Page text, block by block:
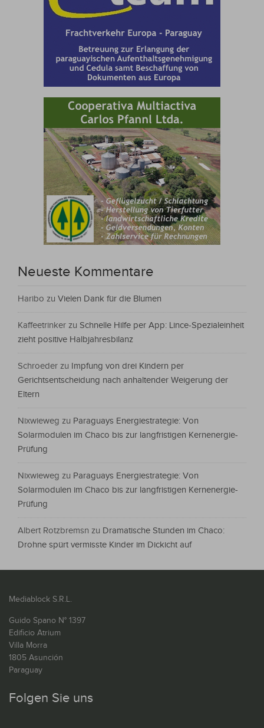
Neueste Kommentare
Haribo zu Vielen Dank für die Blumen
Kaffeetrinker zu Schnelle Hilfe per App: Lince-Spezialeinheit
zieht positive Halbjahresbilanz
Schroeder zu Impfung von drei Kindern per
Gerichtsentscheidung nach anhaltender Weigerung der
Eltern
Nixwieweg zu Paraguays Energiestrategie: Von
Solarmodulen im Chaco bis zur langfristigen Kernenergie-
Prüfung
Nixwieweg zu Paraguays Energiestrategie: Von
Solarmodulen im Chaco bis zur langfristigen Kernenergie-
Prüfung
Albert Rotzbremsn zu Dramatische Stunden im Chaco:
Drohne spürt vermisste Kinder im Dickicht auf
Mediablock S.R.L.
Guido Spano N° 1397
Edificio Atrium
Villa Morra
1805 Asunción
Paraguay
Folgen Sie uns